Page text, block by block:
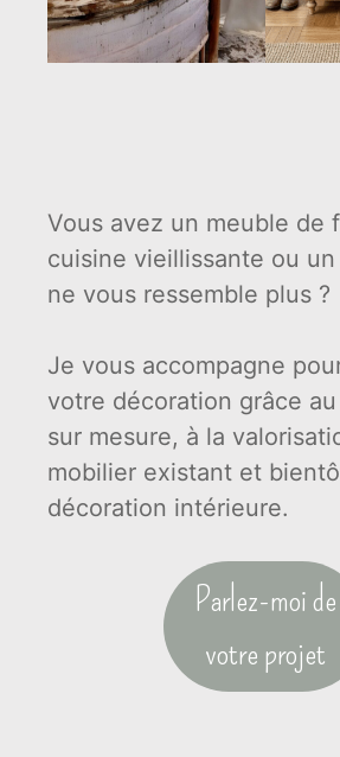
Vous avez un meuble de
cuisine vieillissante ou
ne vous ressemble plus ?
Je vous accompagne
votre décoration grâce
sur mesure, à la
mobilier existant et
décoration intérieure.
Parlez-moi de
votre projet